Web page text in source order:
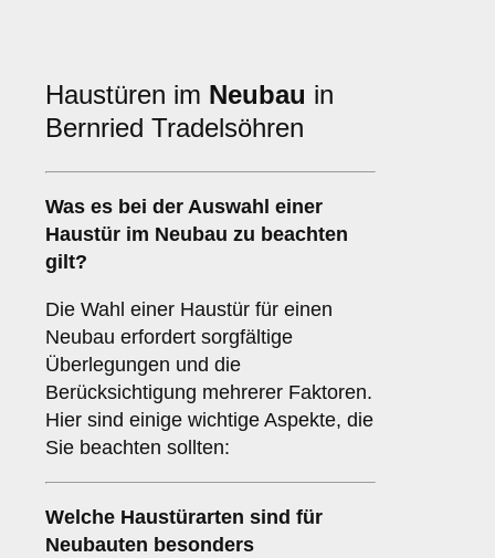
Haustüren im Neubau in
Bernried Tradelsöhren
Was es bei der Auswahl einer
Haustür im Neubau zu beachten
gilt?
Die Wahl einer Haustür für einen
Neubau erfordert sorgfältige
Überlegungen und die
Berücksichtigung mehrerer Faktoren.
Hier sind einige wichtige Aspekte, die
Sie beachten sollten:
Welche Haustürarten sind für
Neubauten besonders